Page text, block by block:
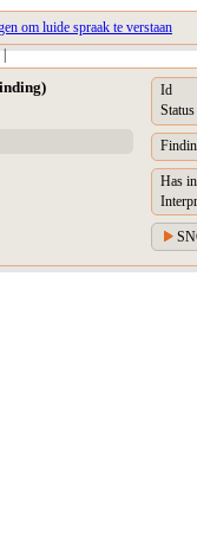
om luide spraak te verstaan
|
Id
Status
Has